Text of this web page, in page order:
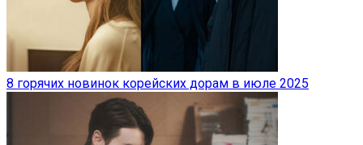
8 горячих новинок корейских дорам в июле 2025